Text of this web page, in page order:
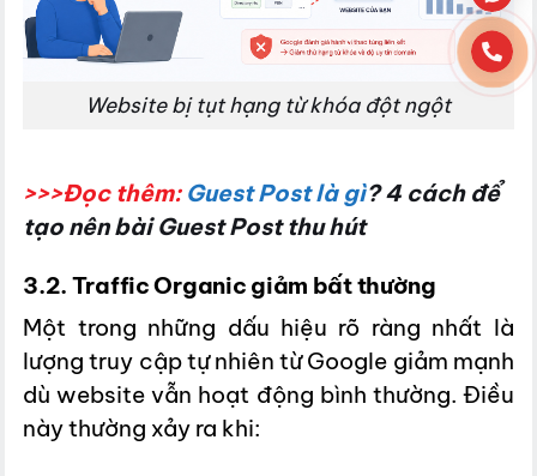
Website bị tụt hạng từ khóa đột ngột
>>>Đọc thêm: Guest Post là gì? 4 cách để
tạo nên bài Guest Post thu hút
3.2. Traffic Organic giảm bất thường
Một trong những dấu hiệu rõ ràng nhất là
lượng truy cập tự nhiên từ Google giảm mạnh
dù website vẫn hoạt động bình thường. Điều
này thường xảy ra khi: